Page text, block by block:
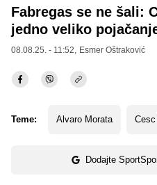
Fabregas se ne šali:
jedno veliko
08.08.25. - 11:52, Esmer Oštraković
Teme: Alvaro Morata Cesc
Dodajte